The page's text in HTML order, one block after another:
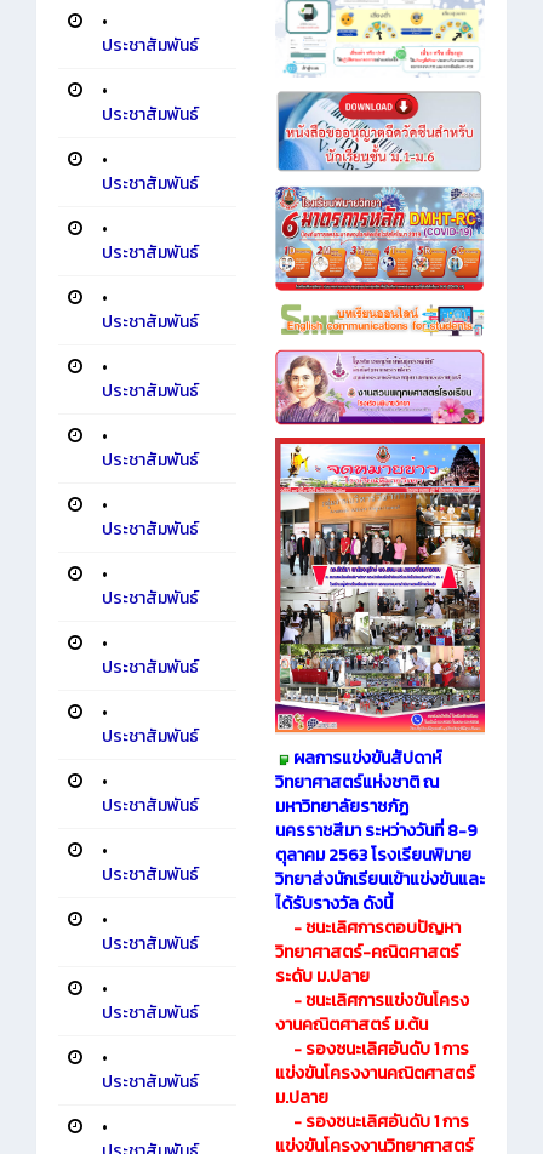
•
ประชาสัมพันธ์
•
ประชาสัมพันธ์
•
ประชาสัมพันธ์
•
ประชาสัมพันธ์
•
ประชาสัมพันธ์
•
ประชาสัมพันธ์
•
ประชาสัมพันธ์
•
ประชาสัมพันธ์
•
ประชาสัมพันธ์
•
ประชาสัมพันธ์
•
ประชาสัมพันธ์
•
ประชาสัมพันธ์
•
ประชาสัมพันธ์
•
ประชาสัมพันธ์
•
ประชาสัมพันธ์
•
ประชาสัมพันธ์
•
ผลการแข่งขันสัปดาห์
วิทยาศาสตร์แห่งชาติ ณ
มหาวิทยาลัยราชภัฏ
นครราชสีมา ระหว่างวันที่ 8-9
ตุลาคม 2563 โรงเรียนพิมาย
วิทยาส่งนักเรียนเข้าแข่งขันและ
ได้รับรางวัล ดังนี้
- ชนะเลิศการตอบปัญหา
วิทยาศาสตร์-คณิตศาสตร์
ระดับ ม.ปลาย
- ชนะเลิศการแข่งขันโครง
งานคณิตศาสตร์ ม.ต้น
- รองชนะเลิศอันดับ 1 การ
แข่งขันโครงงานคณิตศาสตร์
ม.ปลาย
- รองชนะเลิศอันดับ 1 การ
แข่งขันโครงงานวิทยาศาสตร์